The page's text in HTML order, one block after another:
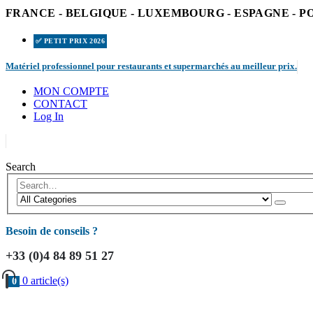
FRANCE - BELGIQUE - LUXEMBOURG - ESPAGNE -
✅ PETIT PRIX 2026
Matériel professionnel pour restaurants et supermarchés au meilleur prix.
MON COMPTE
CONTACT
Log In
Search
Besoin de conseils ?
+33 (0)4 84 89 51 27
0 0 article(s)